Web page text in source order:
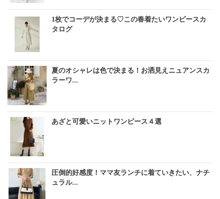
1枚でコーデが決まる♡この春着たいワンピースカ
タログ
夏のオシャレは色で決まる！お洒見えニュアンスカ
ラーワ...
あざと可愛いニットワンピース４選
圧倒的好感度！ママ友ランチに着ていきたい、ナチ
ュラル...